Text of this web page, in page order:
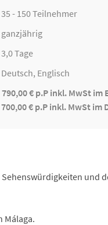
35 - 150 Teilnehmer
ganzjährig
3,0 Tage
Deutsch, Englisch
790,00 € p.P inkl. MwSt im
700,00 € p.P inkl. MwSt im
und
Málaga.